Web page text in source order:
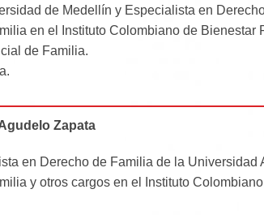
de Medellín y Especialista en
en el Instituto Colombiano de Bienestar
de Familia.
Zapata
en Derecho de Familia de la Universidad
y otros cargos en el Instituto